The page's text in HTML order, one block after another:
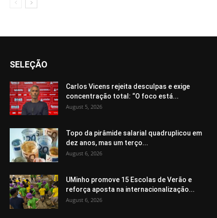
SELEÇÃO
Carlos Vicens rejeita desculpas e exige
concentração total: “O foco está...
August 5, 2026
Topo da pirâmide salarial quadruplicou em
dez anos, mas um terço...
August 6, 2026
UMinho promove 15 Escolas de Verão e
reforça aposta na internacionalização...
August 6, 2026